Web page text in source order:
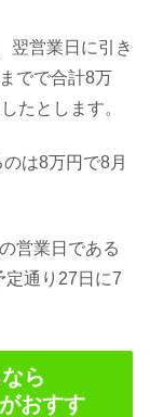
翌営業日に引き
でで合計8万
たとします。
は8万円で8月
営業日である
定通り27日に7
ら
おすす